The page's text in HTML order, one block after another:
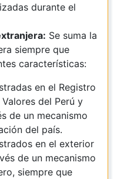
durante el
Se suma la
siempre que
características:
en el Registro
del Perú y
de un mecanismo
del país.
en el exterior
de un mecanismo
siempre que